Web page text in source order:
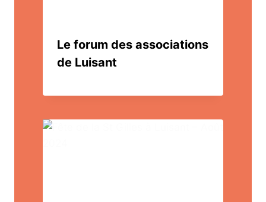
Le forum des associations
de Luisant